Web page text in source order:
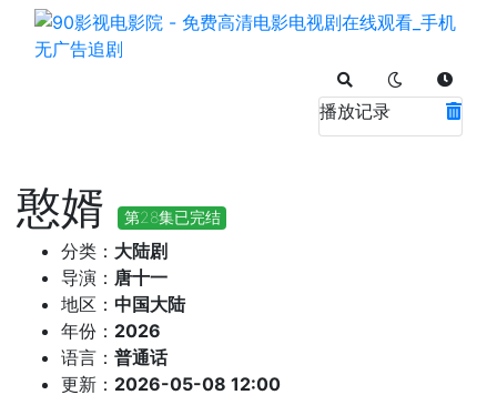
播放记录
憨婿 第28集已完结
分类： 大陆剧
导演： 唐十一
地区： 中国大陆
年份： 2026
语言： 普通话
更新： 2026-05-08 12:00